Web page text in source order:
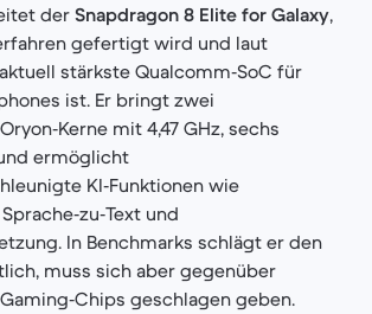
der Snapdragon 8 Elite for Galaxy,
gefertigt wird und laut
stärkste Qualcomm‑SoC für
ist. Er bringt zwei
mit 4,47 GHz, sechs
ermöglicht
KI‑Funktionen wie
und
In Benchmarks schlägt er den
muss sich aber gegenüber
geschlagen geben.